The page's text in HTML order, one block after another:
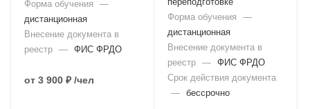
Форма обучения
—
дистанционная
Внесение документа в
реестр — ФИС ФРДО
от 3 900 ₽ /чел
Форма обучения
—
дистанционная
Внесение документа в
реестр — ФИС ФРДО
Срок действия документа
— бессрочно